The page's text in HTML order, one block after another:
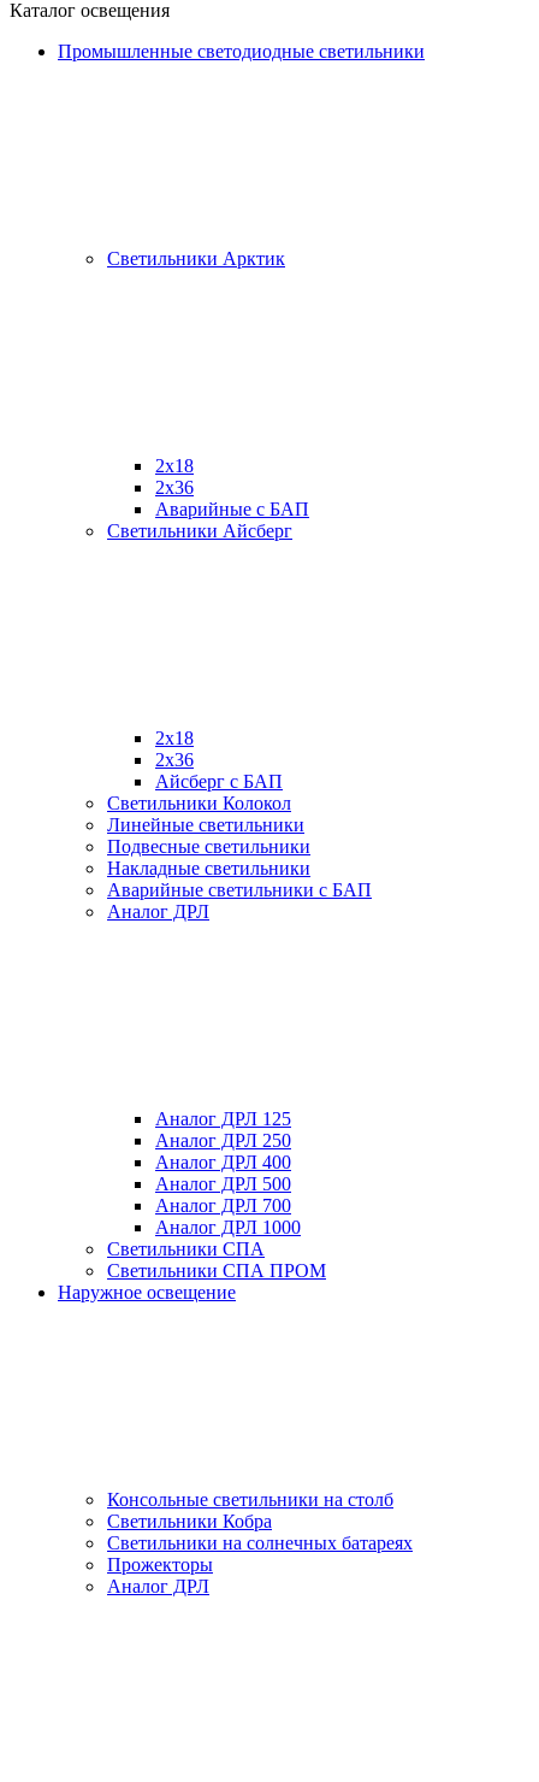
Каталог освещения
Промышленные светодиодные светильники
Светильники Арктик
2х18
2x36
Аварийные с БАП
Светильники Айсберг
2х18
2х36
Айсберг с БАП
Светильники Колокол
Линейные светильники
Подвесные светильники
Накладные светильники
Аварийные светильники с БАП
Аналог ДРЛ
Аналог ДРЛ 125
Аналог ДРЛ 250
Аналог ДРЛ 400
Аналог ДРЛ 500
Аналог ДРЛ 700
Аналог ДРЛ 1000
Светильники СПА
Светильники СПА ПРОМ
Наружное освещение
Консольные светильники на столб
Светильники Кобра
Светильники на солнечных батареях
Прожекторы
Аналог ДРЛ